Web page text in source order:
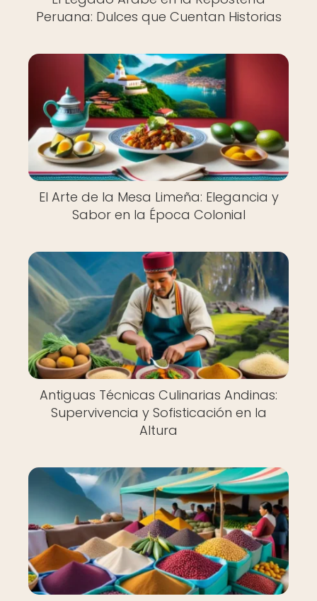
Peruana: Dulces que Cuentan Historias
El Arte de la Mesa Limeña: Elegancia y
Sabor en la Época Colonial
Antiguas Técnicas Culinarias Andinas:
Supervivencia y Sofisticación en la
Altura